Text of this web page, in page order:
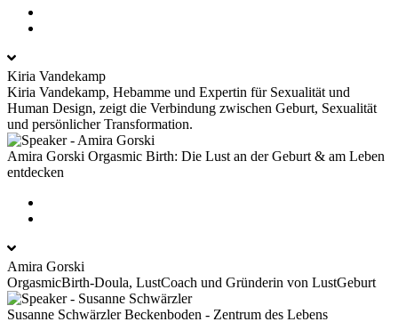
Kiria Vandekamp
Kiria Vandekamp, Hebamme und Expertin für Sexualität und
Human Design, zeigt die Verbindung zwischen Geburt, Sexualität
und persönlicher Transformation.
Amira Gorski Orgasmic Birth: Die Lust an der Geburt & am Leben
entdecken
Amira Gorski
OrgasmicBirth-Doula, LustCoach und Gründerin von LustGeburt
Susanne Schwärzler Beckenboden - Zentrum des Lebens